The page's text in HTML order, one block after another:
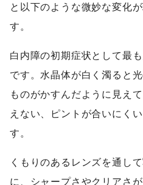
と以下のような微妙な変化
す。
白内障の初期症状として最
です。水晶体が白く濁ると
ものがかすんだように見え
えない、ピントが合いにく
す。
くもりのあるレンズを通し
に、シャープさやクリアさ